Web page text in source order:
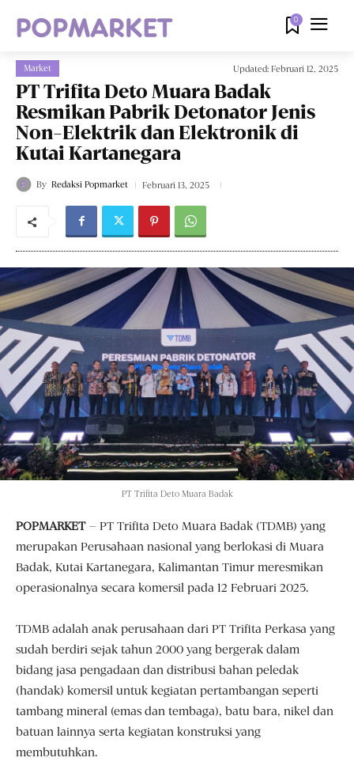
0
Market Updated: Februari 12, 2025
PT Trifita Deto Muara Badak
Resmikan Pabrik Detonator Jenis
Non-Elektrik dan Elektronik di
Kutai Kartanegara
By Redaksi Popmarket Februari 13, 2025
PT Trifita Deto Muara Badak
POPMARKET– PT Trifita Deto Muara Badak (TDMB) yang
merupakan Perusahaan nasional yang berlokasi di Muara
Badak, Kutai Kartanegara, Kalimantan Timur meresmikan
operasionalnya secara komersil pada 12 Februari 2025.
TDMB adalah anak perusahaan dari PT Trifita Perkasa yang
sudah berdiri sejak tahun 2000 yang bergerak dalam
bidang jasa pengadaan dan distribusi bahan peledak
(handak) komersil untuk kegiatan pertambangan seperti
tambang mineral (emas dan tembaga), batu bara, nikel dan
batuan lainnya serta kegiatan konstruksi yang
membutuhkan.